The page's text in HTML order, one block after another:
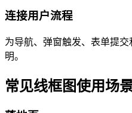
连接用户流程
为导航、弹窗触发、表单提
明。
常见线框图使用场